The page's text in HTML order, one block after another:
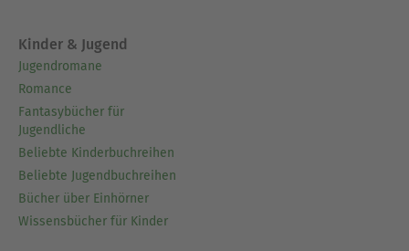
Kinder & Jugend
Jugendromane
Romance
Fantasybücher für
Jugendliche
Beliebte Kinderbuchreihen
Beliebte Jugendbuchreihen
Bücher über Einhörner
Wissensbücher für Kinder